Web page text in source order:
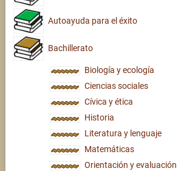
Autoayuda para el éxito
Bachillerato
Biología y ecología
Ciencias sociales
Cívica y ética
Historia
Literatura y lenguaje
Matemáticas
Orientación y evaluación